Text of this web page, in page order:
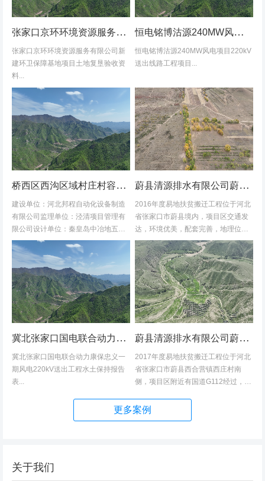
张家口京环环境资源服务有限公司新建环卫保障基地项目土地复垦验收资料
张家口京环环境资源服务有限公司新
建环卫保障基地项目土地复垦验收资
料...
恒电铭博沽源240MW风电项目220kV送出线路工程项目土地复垦验收资料
恒电铭博沽源240MW风电项目220kV
送出线路工程项目...
桥西区西沟区域村庄村容村貌改造提升及基础设施建设项目堆料场土地复垦验收资料
建设单位：河北邦程自动化设备制造
有限公司监理单位：泾清项目管理有
限公司设计单位：秦皇岛中冶地五一
五勘测有限公司施工单位：河北康安
劳务派遣有限公司桥西区西沟区域村
庄村容村貌改造提升及基础设施建设
项目堆料...
蔚县清源排水有限公司蔚县2016年度易地扶贫搬迁工程水土保持方案
2016年度易地扶贫搬迁工程位于河北
省张家口市蔚县境内，项目区交通发
达，环境优美，配套完善，地理位置
优越。项目地理位置图见附图1-1。项
目共建12个易地搬迁安置区，分别位
于白草村乡西户庄村、柏树乡柏树...
冀北张家口国电联合动力康保忠义一期风电220kV送出工程水土保持报告表
冀北张家口国电联合动力康保忠义一
期风电220kV送出工程水土保持报告
表...
蔚县清源排水有限公司蔚县2017年度易地扶贫搬迁工程（一期）水土保持方案
2017年度易地扶贫搬迁工程位于河北
省张家口市蔚县西合营镇西庄村南
侧，项目区附近有国道G112经过，交
位置优越。项目地理位置图见附图1。
项目总占地面积14.82hm2,...
更多案例
关于我们